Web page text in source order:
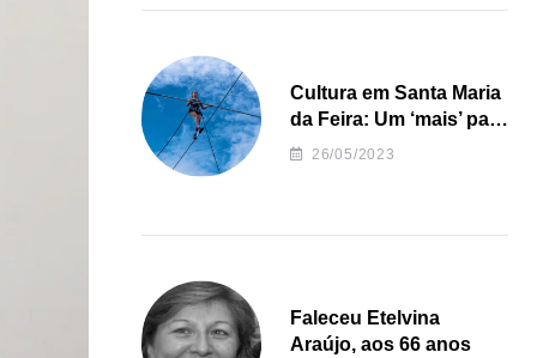
Cultura em Santa Maria
da Feira: Um ‘mais’ para
o Concelho
26/05/2023
Faleceu Etelvina
Araújo, aos 66 anos